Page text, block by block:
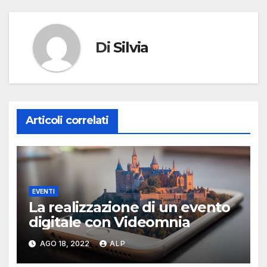
Di Silvia
Articoli correlati
EVENTI
La realizzazione di un evento
digitale con Videomnia
AGO 18, 2022 ALP